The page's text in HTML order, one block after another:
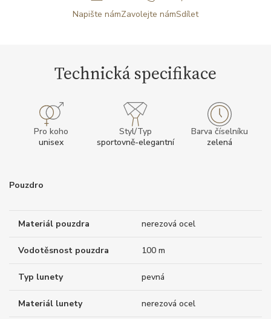
Napište námZavolejte námSdílet
Technická specifikace
Pro koho
unisex
Styl/Typ
sportovně-elegantní
Barva číselníku
zelená
Pouzdro
Materiál pouzdra nerezová ocel
Vodotěsnost pouzdra 100 m
Typ lunety pevná
Materiál lunety nerezová ocel